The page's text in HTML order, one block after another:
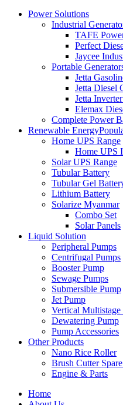
Power Solutions
Industrial
TAFE
Perfect
Jaycee
Portable
Jetta
Jetta Diesel
Jetta
Elemax
Complete Power
Renewable Energy
Home UPS Range
Home UPS
Solar UPS Range
Tubular Battery
Tubular Gel
Lithium Battery
Solarize Myanmar
Combo Set
Solar Panels
Liquid Solution
Peripheral Pumps
Centrifugal Pumps
Booster Pump
Sewage Pumps
Submersible Pump
Jet Pump
Vertical Multistage
Dewatering Pump
Pump Accessories
Other Products
Nano Rice Roller
Brush Cutter
Engine & Parts
Home